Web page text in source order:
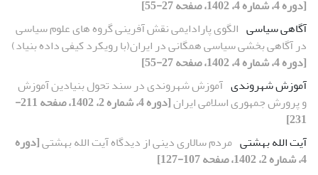
[دوره 4، شماره 4، 1402، صفحه 27-55]
آگاهی سیاسی الگوی پارادایمی نقش آفرینی گروه های علوم سیاسی
در آگاهی بخشی سیاسی همگانی در ایران(با رویکرد کیفی داده بنیاد)
[دوره 4، شماره 4، 1402، صفحه 27-55]
آموزش شهروندی آموزش شهروندی در سند تحول بنیادین آموزش
و پرورش جمهوری اسلامی ایران
[دوره 4، شماره 2، 1402، صفحه 211-
231]
آیت الله بهشتی مردم سالاری دینی از دیدگاه آیت الله بهشتی[دوره
4، شماره 2، 1402، صفحه 107-127]